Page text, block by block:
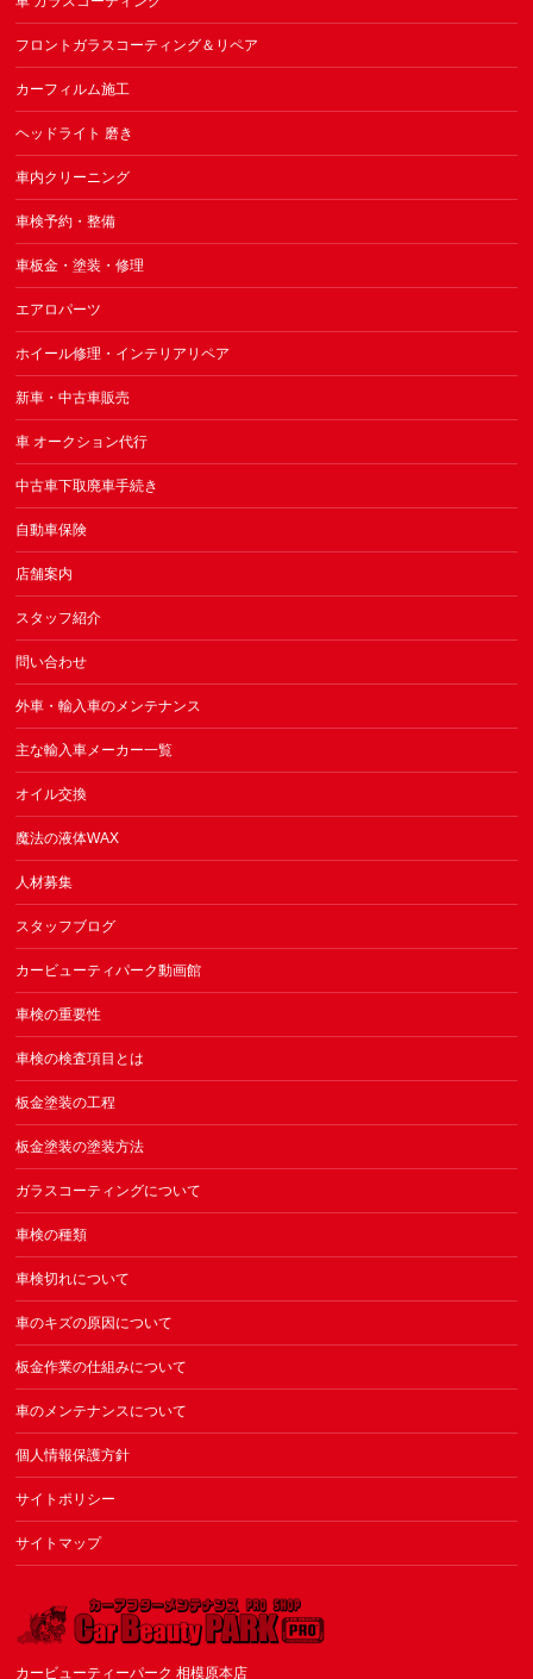
フロントガラスコーティング＆リペア
カーフィルム施工
ヘッドライト 磨き
車内クリーニング
車検予約・整備
車板金・塗装・修理
エアロパーツ
ホイール修理・インテリアリペア
新車・中古車販売
車 オークション代行
中古車下取廃車手続き
自動車保険
店舗案内
スタッフ紹介
問い合わせ
外車・輸入車のメンテナンス
主な輸入車メーカー一覧
オイル交換
魔法の液体WAX
人材募集
スタッフブログ
カービューティパーク動画館
車検の重要性
車検の検査項目とは
板金塗装の工程
板金塗装の塗装方法
ガラスコーティングについて
車検の種類
車検切れについて
車のキズの原因について
板金作業の仕組みについて
車のメンテナンスについて
個人情報保護方針
サイトポリシー
サイトマップ
カービューティーパーク 相模原本店